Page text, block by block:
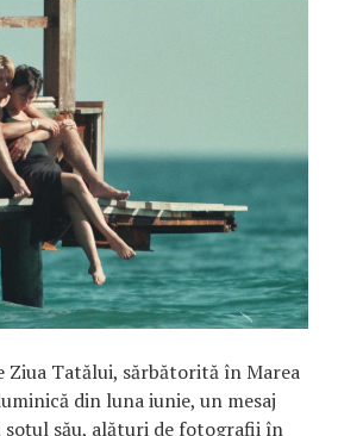
Ziua Tatălui, sărbătorită în Marea
din luna iunie, un mesaj
său, alături de fotografii în